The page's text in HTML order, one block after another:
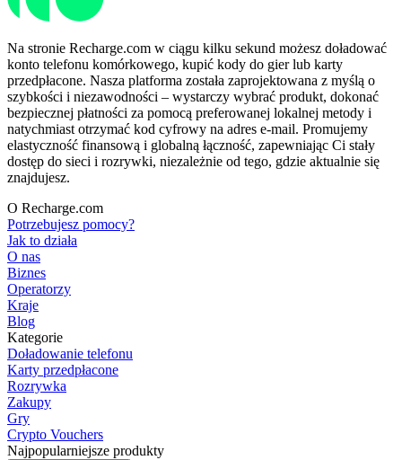
Na stronie Recharge.com w ciągu kilku sekund możesz doładować
konto telefonu komórkowego, kupić kody do gier lub karty
przedpłacone. Nasza platforma została zaprojektowana z myślą o
szybkości i niezawodności – wystarczy wybrać produkt, dokonać
bezpiecznej płatności za pomocą preferowanej lokalnej metody i
natychmiast otrzymać kod cyfrowy na adres e-mail. Promujemy
elastyczność finansową i globalną łączność, zapewniając Ci stały
dostęp do sieci i rozrywki, niezależnie od tego, gdzie aktualnie się
znajdujesz.
O Recharge.com
Potrzebujesz pomocy?
Jak to działa
O nas
Biznes
Operatorzy
Kraje
Blog
Kategorie
Doładowanie telefonu
Karty przedpłacone
Rozrywka
Zakupy
Gry
Crypto Vouchers
Najpopularniejsze produkty